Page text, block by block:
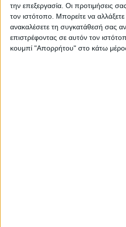
την επεξεργασία. Οι προτιμήσεις
τον ιστότοπο. Μπορείτε να
ανακαλέσετε τη συγκατάθεσή σας
επιστρέφοντας σε αυτόν τον
κουμπί "Απορρήτου" στο κάτω
ΠΑΡΟΜΟΙΑ ΑΡΘΡΑ